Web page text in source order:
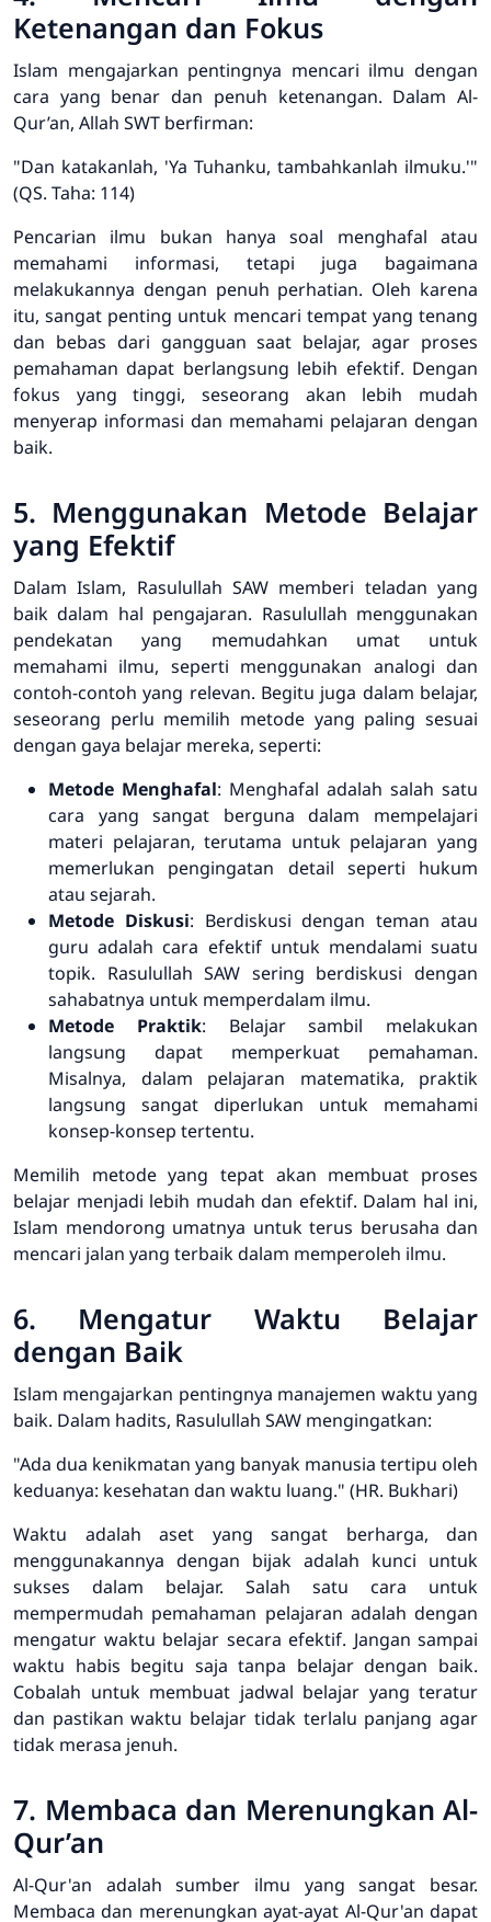
Ketenangan dan Fokus
Islam mengajarkan pentingnya mencari ilmu dengan
cara yang benar dan penuh ketenangan. Dalam Al-
Qur’an, Allah SWT berfirman:
"Dan katakanlah, 'Ya Tuhanku, tambahkanlah ilmuku.'"
(QS. Taha: 114)
Pencarian ilmu bukan hanya soal menghafal atau
memahami informasi, tetapi juga bagaimana
melakukannya dengan penuh perhatian. Oleh karena
itu, sangat penting untuk mencari tempat yang tenang
dan bebas dari gangguan saat belajar, agar proses
pemahaman dapat berlangsung lebih efektif. Dengan
fokus yang tinggi, seseorang akan lebih mudah
menyerap informasi dan memahami pelajaran dengan
baik.
5. Menggunakan Metode Belajar
yang Efektif
Dalam Islam, Rasulullah SAW memberi teladan yang
baik dalam hal pengajaran. Rasulullah menggunakan
pendekatan yang memudahkan umat untuk
memahami ilmu, seperti menggunakan analogi dan
contoh-contoh yang relevan. Begitu juga dalam belajar,
seseorang perlu memilih metode yang paling sesuai
dengan gaya belajar mereka, seperti:
Metode Menghafal: Menghafal adalah salah satu
cara yang sangat berguna dalam mempelajari
materi pelajaran, terutama untuk pelajaran yang
memerlukan pengingatan detail seperti hukum
atau sejarah.
Metode Diskusi: Berdiskusi dengan teman atau
guru adalah cara efektif untuk mendalami suatu
topik. Rasulullah SAW sering berdiskusi dengan
sahabatnya untuk memperdalam ilmu.
Metode Praktik: Belajar sambil melakukan
langsung dapat memperkuat pemahaman.
Misalnya, dalam pelajaran matematika, praktik
langsung sangat diperlukan untuk memahami
konsep-konsep tertentu.
Memilih metode yang tepat akan membuat proses
belajar menjadi lebih mudah dan efektif. Dalam hal ini,
Islam mendorong umatnya untuk terus berusaha dan
mencari jalan yang terbaik dalam memperoleh ilmu.
6. Mengatur Waktu Belajar
dengan Baik
Islam mengajarkan pentingnya manajemen waktu yang
baik. Dalam hadits, Rasulullah SAW mengingatkan:
"Ada dua kenikmatan yang banyak manusia tertipu oleh
keduanya: kesehatan dan waktu luang." (HR. Bukhari)
Waktu adalah aset yang sangat berharga, dan
menggunakannya dengan bijak adalah kunci untuk
sukses dalam belajar. Salah satu cara untuk
mempermudah pemahaman pelajaran adalah dengan
mengatur waktu belajar secara efektif. Jangan sampai
waktu habis begitu saja tanpa belajar dengan baik.
Cobalah untuk membuat jadwal belajar yang teratur
dan pastikan waktu belajar tidak terlalu panjang agar
tidak merasa jenuh.
7. Membaca dan Merenungkan Al-
Qur’an
Al-Qur'an adalah sumber ilmu yang sangat besar.
Membaca dan merenungkan ayat-ayat Al-Qur'an dapat